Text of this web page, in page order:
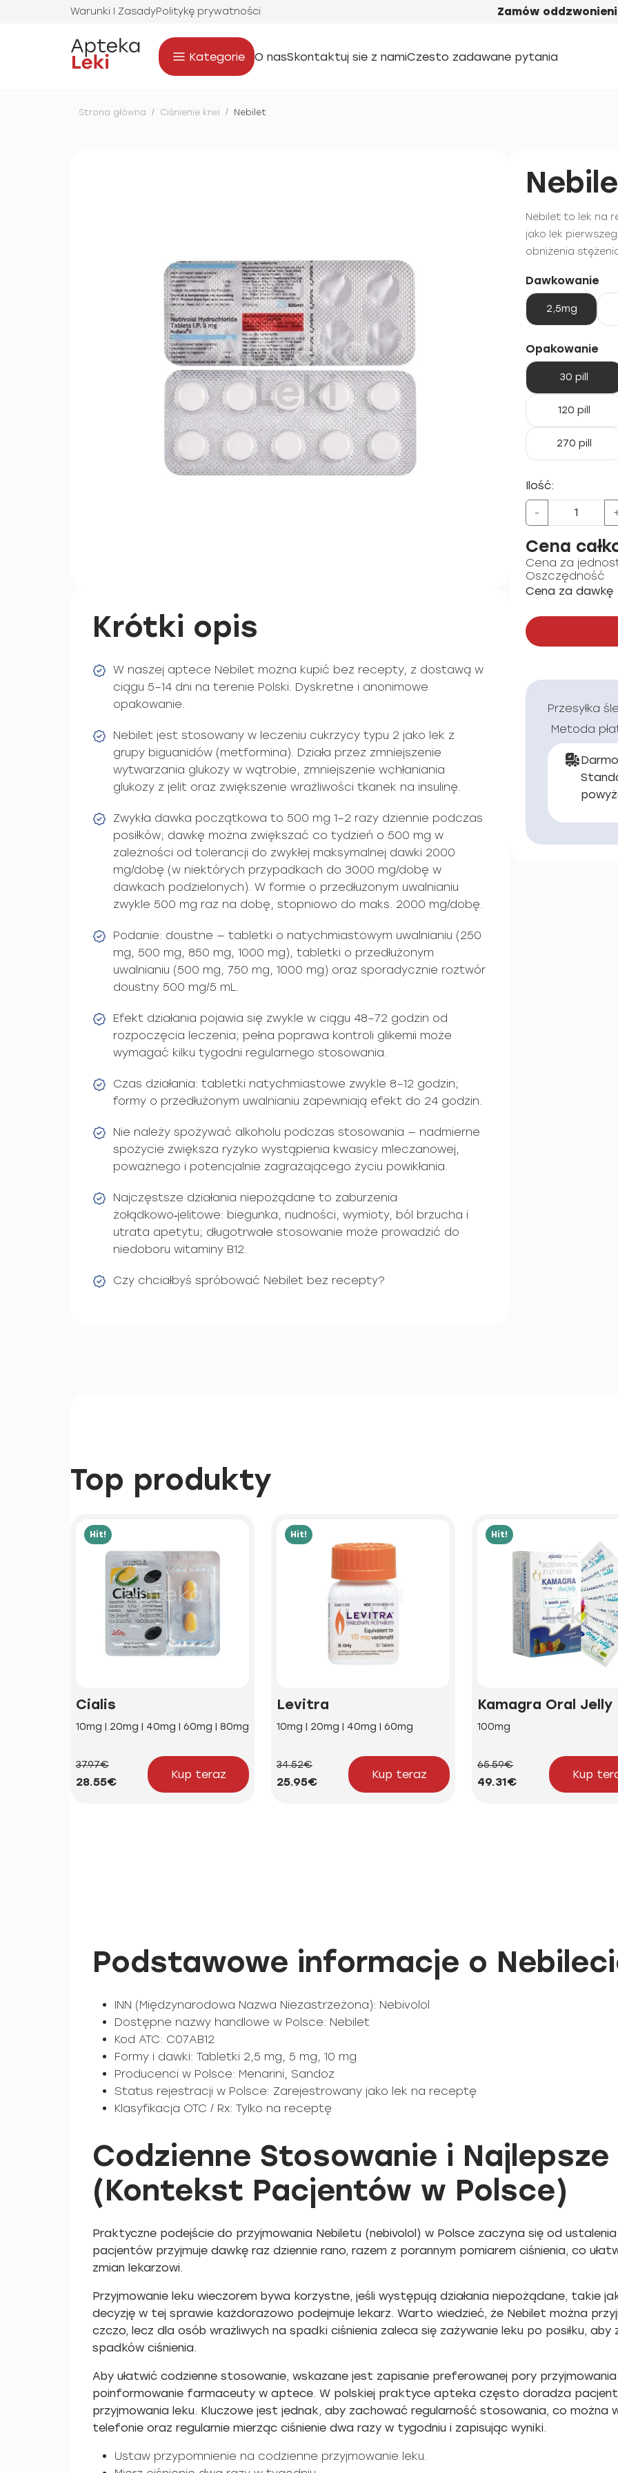
Warunki I ZasadyPolitykę prywatności Zamów
Kategorie O nasSkontaktuj sie z namiCzesto zadawane pytania
Strona główna / Ciśnienie krwi / Nebilet
Krótki opis
W naszej aptece Nebilet można kupić bez recepty, z dostawą w
ciągu 5–14 dni na terenie Polski. Dyskretne i anonimowe
opakowanie.
Nebilet jest stosowany w leczeniu cukrzycy typu 2 jako lek z
grupy biguanidów (metformina). Działa przez zmniejszenie
wytwarzania glukozy w wątrobie, zmniejszenie wchłaniania
glukozy z jelit oraz zwiększenie wrażliwości tkanek na insulinę.
Zwykła dawka początkowa to 500 mg 1–2 razy dziennie podczas
posiłków; dawkę można zwiększać co tydzień o 500 mg w
zależności od tolerancji do zwykłej maksymalnej dawki 2000
mg/dobę (w niektórych przypadkach do 3000 mg/dobę w
dawkach podzielonych). W formie o przedłużonym uwalnianiu
zwykle 500 mg raz na dobę, stopniowo do maks. 2000 mg/dobę.
Podanie: doustne — tabletki o natychmiastowym uwalnianiu (250
mg, 500 mg, 850 mg, 1000 mg), tabletki o przedłużonym
uwalnianiu (500 mg, 750 mg, 1000 mg) oraz sporadycznie roztwór
doustny 500 mg/5 mL.
Efekt działania pojawia się zwykle w ciągu 48–72 godzin od
rozpoczęcia leczenia; pełna poprawa kontroli glikemii może
wymagać kilku tygodni regularnego stosowania.
Czas działania: tabletki natychmiastowe zwykle 8–12 godzin;
formy o przedłużonym uwalnianiu zapewniają efekt do 24 godzin.
Nie należy spożywać alkoholu podczas stosowania — nadmierne
spożycie zwiększa ryzyko wystąpienia kwasicy mleczanowej,
poważnego i potencjalnie zagrażającego życiu powikłania.
Najczęstsze działania niepożądane to zaburzenia
żołądkowo‑jelitowe: biegunka, nudności, wymioty, ból brzucha i
utrata apetytu; długotrwałe stosowanie może prowadzić do
niedoboru witaminy B12.
Czy chciałbyś spróbować Nebilet bez recepty?
Nebilet to lek na
jako lek
obniżenia
Dawkowanie
2,5mg
Opakowanie
30 pill
120 pill
270 pill
Ilość:
-
Cena
Cena za
Oszczędność
Cena za dawkę
Przesyłka
Metoda
Top produkty
Hit!
Cialis
10mg | 20mg | 40mg | 60mg | 80mg
37.97€
28.55€
Kup teraz
Hit!
Levitra
10mg | 20mg | 40mg | 60mg
34.52€
25.95€
Kup teraz
Hit!
Kamagra Oral Jelly
100mg
65.59€
49.31€
Kup
Podstawowe informacje o
INN (Międzynarodowa Nazwa Niezastrzeżona): Nebivolol
Dostępne nazwy handlowe w Polsce: Nebilet
Kod ATC: C07AB12
Formy i dawki: Tabletki 2,5 mg, 5 mg, 10 mg
Producenci w Polsce: Menarini, Sandoz
Status rejestracji w Polsce: Zarejestrowany jako lek na receptę
Klasyfikacja OTC / Rx: Tylko na receptę
Codzienne Stosowanie i
(Kontekst Pacjentów w Polsce)
Praktyczne podejście do przyjmowania Nebiletu (nebivolol) w Polsce zaczyna się od
pacjentów przyjmuje dawkę raz dziennie rano, razem z porannym pomiarem ciśnienia, co
zmian lekarzowi.
Przyjmowanie leku wieczorem bywa korzystne, jeśli występują działania niepożądane, takie
decyzję w tej sprawie każdorazowo podejmuje lekarz. Warto wiedzieć, że Nebilet można
czczo, lecz dla osób wrażliwych na spadki ciśnienia zaleca się zażywanie leku po posiłku, aby
spadków ciśnienia.
Aby ułatwić codzienne stosowanie, wskazane jest zapisanie preferowanej pory
poinformowanie farmaceuty w aptece. W polskiej praktyce apteka często doradza
przyjmowania leku. Kluczowe jest jednak, aby zachować regularność stosowania, co można
telefonie oraz regularnie mierząc ciśnienie dwa razy w tygodniu i zapisując wyniki.
Ustaw przypomnienie na codzienne przyjmowanie leku.